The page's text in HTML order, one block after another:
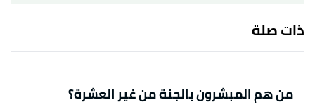
ذات صلة
من هم المبشرون بالجنة من غير العشرة؟